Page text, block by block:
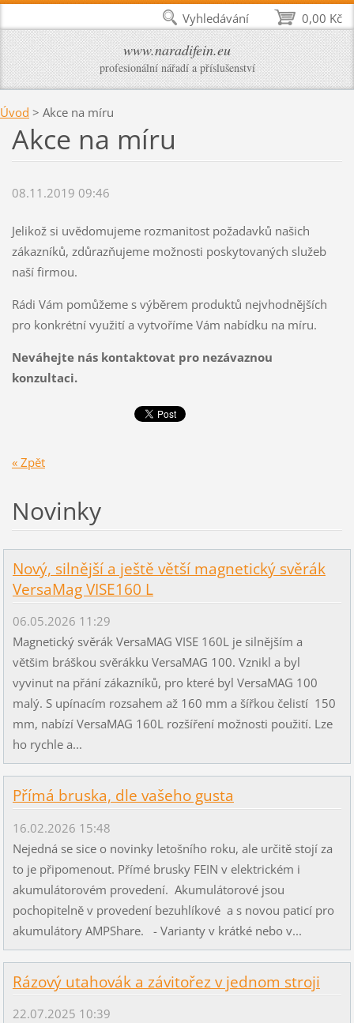
www.naradifein.eu
profesionální nářadí a příslušenství
Úvod > Akce na míru
Akce na míru
08.11.2019 09:46
Jelikož si uvědomujeme rozmanitost požadavků našich
zákazníků, zdůrazňujeme možnosti poskytovaných služeb
naší firmou.
Rádi Vám pomůžeme s výběrem produktů nejvhodnějších
pro konkrétní využití a vytvoříme Vám nabídku na míru.
Neváhejte nás kontaktovat pro nezávaznou
konzultaci.
« Zpět
Novinky
Nový, silnější a ještě větší magnetický svěrák
VersaMag VISE160 L
06.05.2026 11:29
Magnetický svěrák VersaMAG VISE 160L je silnějším a
většim bráškou svěrákku VersaMAG 100. Vznikl a byl
vyvinut na přání zákazníků, pro které byl VersaMAG 100
malý. S upínacím rozsahem až 160 mm a šířkou čelistí 150
mm, nabízí VersaMAG 160L rozšíření možnosti použití. Lze
ho rychle a...
Přímá bruska, dle vašeho gusta
16.02.2026 15:48
Nejedná se sice o novinky letošního roku, ale určitě stojí za
to je připomenout. Přímé brusky FEIN v elektrickém i
akumulátorovém provedení. Akumulátorové jsou
pochopitelně v provedení bezuhlíkové a s novou paticí pro
akumulátory AMPShare. - Varianty v krátké nebo v...
Rázový utahovák a závitořez v jednom stroji
22.07.2025 10:39
0,00 Kč
Vyhledávání